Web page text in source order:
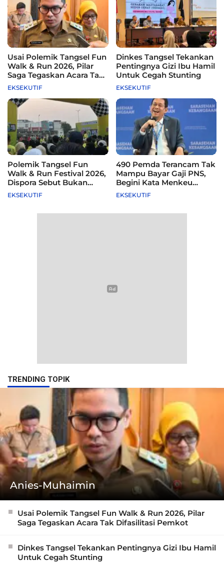
Usai Polemik Tangsel Fun
Walk & Run 2026, Pilar
Saga Tegaskan Acara Tak
Difasilitasi Pemkot
EKSEKUTIF
Dinkes Tangsel Tekankan
Pentingnya Gizi Ibu Hamil
Untuk Cegah Stunting
EKSEKUTIF
Polemik Tangsel Fun
Walk & Run Festival 2026,
Dispora Sebut Bukan
Agenda Pemkot
EKSEKUTIF
490 Pemda Terancam Tak
Mampu Bayar Gaji PNS,
Begini Kata Menkeu
Purbaya
EKSEKUTIF
TRENDING TOPIK
Anies-Muhaimin
Usai Polemik Tangsel Fun Walk & Run 2026, Pilar
Saga Tegaskan Acara Tak Difasilitasi Pemkot
Dinkes Tangsel Tekankan Pentingnya Gizi Ibu Hamil
Untuk Cegah Stunting